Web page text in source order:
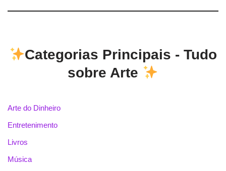
Categorias Principais - Tudo
sobre Arte
Arte do Dinheiro
Entretenimento
Livros
Música